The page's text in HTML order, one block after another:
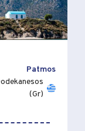
Patmos
(Gr)